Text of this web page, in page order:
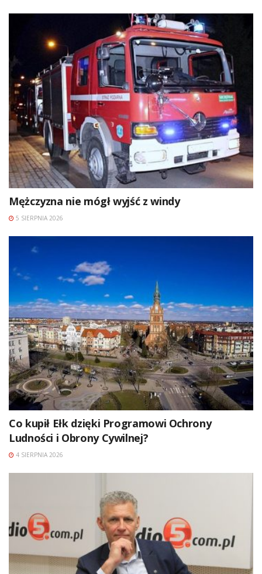
Mężczyzna nie mógł wyjść z windy
5 SIERPNIA 2026
Co kupił Ełk dzięki Programowi Ochrony
Ludności i Obrony Cywilnej?
4 SIERPNIA 2026